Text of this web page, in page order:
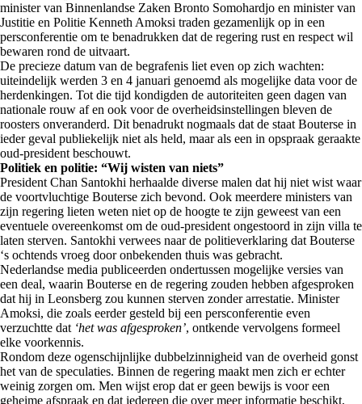
minister van Binnenlandse Zaken Bronto Somohardjo en minister van
Justitie en Politie Kenneth Amoksi traden gezamenlijk op in een
persconferentie om te benadrukken dat de regering rust en respect wil
bewaren rond de uitvaart.
De precieze datum van de begrafenis liet even op zich wachten:
uiteindelijk werden 3 en 4 januari genoemd als mogelijke data voor de
herdenkingen. Tot die tijd kondigden de autoriteiten geen dagen van
nationale rouw af en ook voor de overheidsinstellingen bleven de
roosters onveranderd. Dit benadrukt nogmaals dat de staat Bouterse in
ieder geval publiekelijk niet als held, maar als een in opspraak geraakte
oud-president beschouwt.
Politiek en politie: “Wij wisten van niets”
President Chan Santokhi herhaalde diverse malen dat hij niet wist waar
de voortvluchtige Bouterse zich bevond. Ook meerdere ministers van
zijn regering lieten weten niet op de hoogte te zijn geweest van een
eventuele overeenkomst om de oud-president ongestoord in zijn villa te
laten sterven. Santokhi verwees naar de politieverklaring dat Bouterse
‘s ochtends vroeg door onbekenden thuis was gebracht.
Nederlandse media publiceerden ondertussen mogelijke versies van
een deal, waarin Bouterse en de regering zouden hebben afgesproken
dat hij in Leonsberg zou kunnen sterven zonder arrestatie. Minister
Amoksi, die zoals eerder gesteld bij een persconferentie even
verzuchtte dat ‘het was afgesproken’, ontkende vervolgens formeel
elke voorkennis.
Rondom deze ogenschijnlijke dubbelzinnigheid van de overheid gonst
het van de speculaties. Binnen de regering maakt men zich er echter
weinig zorgen om. Men wijst erop dat er geen bewijs is voor een
geheime afspraak en dat iedereen die over meer informatie beschikt,